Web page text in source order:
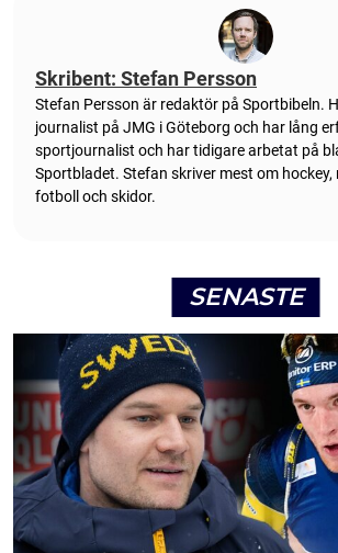
Skribent: Stefan Persson
Stefan Persson är redaktör på Sportbibeln.
journalist på JMG i Göteborg och har lång
sportjournalist och har tidigare arbetat på
Sportbladet. Stefan skriver mest om hockey,
fotboll och skidor.
SENASTE